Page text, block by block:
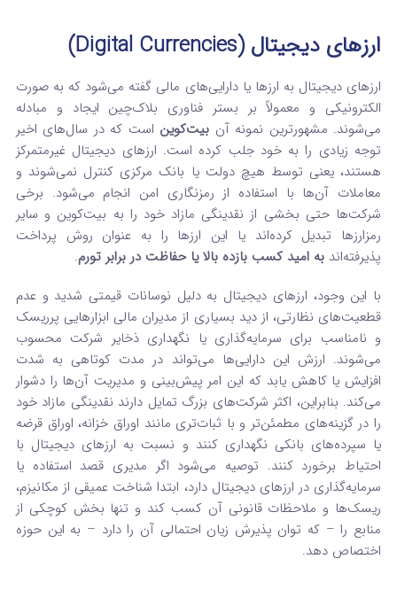
ارزهای دیجیتال (Digital Currencies)
ارزهای دیجیتال به ارزها یا دارایی‌های مالی گفته می‌شود که به صورت
الکترونیکی و معمولاً بر بستر فناوری بلاک‌چین ایجاد و مبادله
می‌شوند. مشهورترین نمونه آن بیت‌کوین است که در سال‌های اخیر
توجه زیادی را به خود جلب کرده است. ارزهای دیجیتال غیرمتمرکز
هستند، یعنی توسط هیچ دولت یا بانک مرکزی کنترل نمی‌شوند و
معاملات آن‌ها با استفاده از رمزنگاری امن انجام می‌شود. برخی
شرکت‌ها حتی بخشی از نقدینگی مازاد خود را به بیت‌کوین و سایر
رمزارزها تبدیل کرده‌اند یا این ارزها را به عنوان روش پرداخت
پذیرفته‌اند به امید کسب بازده بالا یا حفاظت در برابر تورم.
با این وجود، ارزهای دیجیتال به دلیل نوسانات قیمتی شدید و عدم
قطعیت‌های نظارتی، از دید بسیاری از مدیران مالی ابزارهایی پرریسک
و نامناسب برای سرمایه‌گذاری یا نگهداری ذخایر شرکت محسوب
می‌شوند. ارزش این دارایی‌ها می‌تواند در مدت کوتاهی به شدت
افزایش یا کاهش یابد که این امر پیش‌بینی و مدیریت آن‌ها را دشوار
می‌کند. بنابراین، اکثر شرکت‌های بزرگ تمایل دارند نقدینگی مازاد خود
را در گزینه‌های مطمئن‌تر و با ثبات‌تری مانند اوراق خزانه، اوراق قرضه
یا سپرده‌های بانکی نگهداری کنند و نسبت به ارزهای دیجیتال با
احتیاط برخورد کنند. توصیه می‌شود اگر مدیری قصد استفاده یا
سرمایه‌گذاری در ارزهای دیجیتال دارد، ابتدا شناخت عمیقی از مکانیزم،
ریسک‌ها و ملاحظات قانونی آن کسب کند و تنها بخش کوچکی از
منابع را – که توان پذیرش زیان احتمالی آن را دارد – به این حوزه
اختصاص دهد.